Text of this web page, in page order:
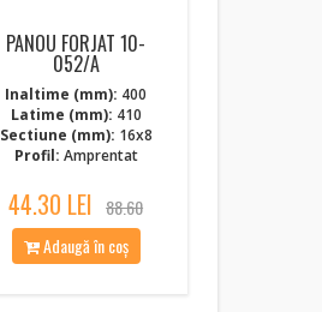
PANOU FORJAT 10-
052/A
Inaltime (mm): 400
Latime (mm): 410
Sectiune (mm): 16x8
Profil: Amprentat
44.30 LEI 88.60
Adaugă în coș